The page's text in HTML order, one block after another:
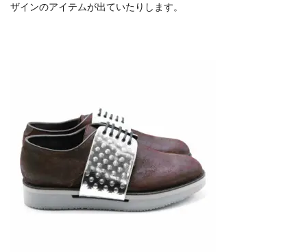
ザインのアイテムが出ていたりします。